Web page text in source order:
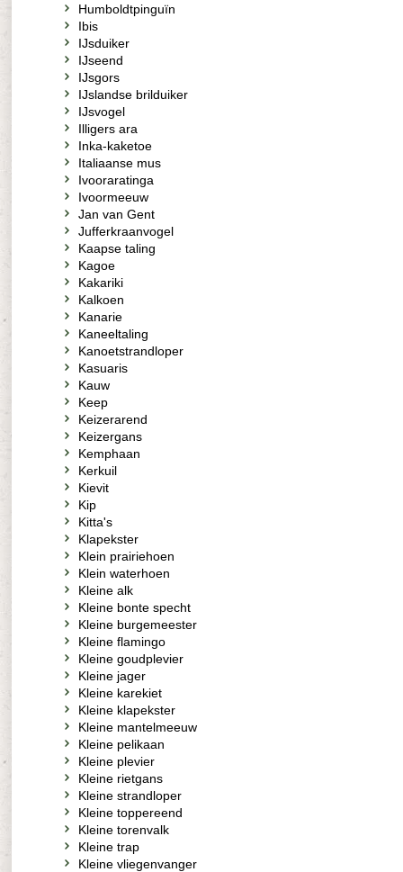
Humboldtpinguïn
Ibis
IJsduiker
IJseend
IJsgors
IJslandse brilduiker
IJsvogel
Illigers ara
Inka-kaketoe
Italiaanse mus
Ivooraratinga
Ivoormeeuw
Jan van Gent
Jufferkraanvogel
Kaapse taling
Kagoe
Kakariki
Kalkoen
Kanarie
Kaneeltaling
Kanoetstrandloper
Kasuaris
Kauw
Keep
Keizerarend
Keizergans
Kemphaan
Kerkuil
Kievit
Kip
Kitta's
Klapekster
Klein prairiehoen
Klein waterhoen
Kleine alk
Kleine bonte specht
Kleine burgemeester
Kleine flamingo
Kleine goudplevier
Kleine jager
Kleine karekiet
Kleine klapekster
Kleine mantelmeeuw
Kleine pelikaan
Kleine plevier
Kleine rietgans
Kleine strandloper
Kleine toppereend
Kleine torenvalk
Kleine trap
Kleine vliegenvanger